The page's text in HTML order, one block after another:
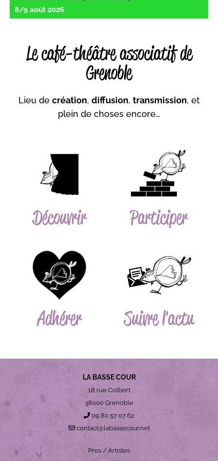
8/9 août 2026
Le café-théâtre associatif de
Grenoble
Lieu de création, diffusion, transmission, et
plein de choses encore…
Découvrir Participer
Adhérer Suivre l'actu
LA BASSE COUR
18 rue Colbert
38000 Grenoble
09 80 57 07 62
contact@labassecour.net
Pros / Artistes